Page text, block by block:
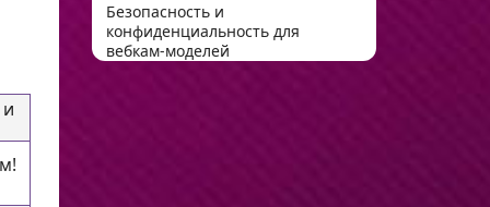
Безопасность и
конфиденциальность для
вебкам-моделей